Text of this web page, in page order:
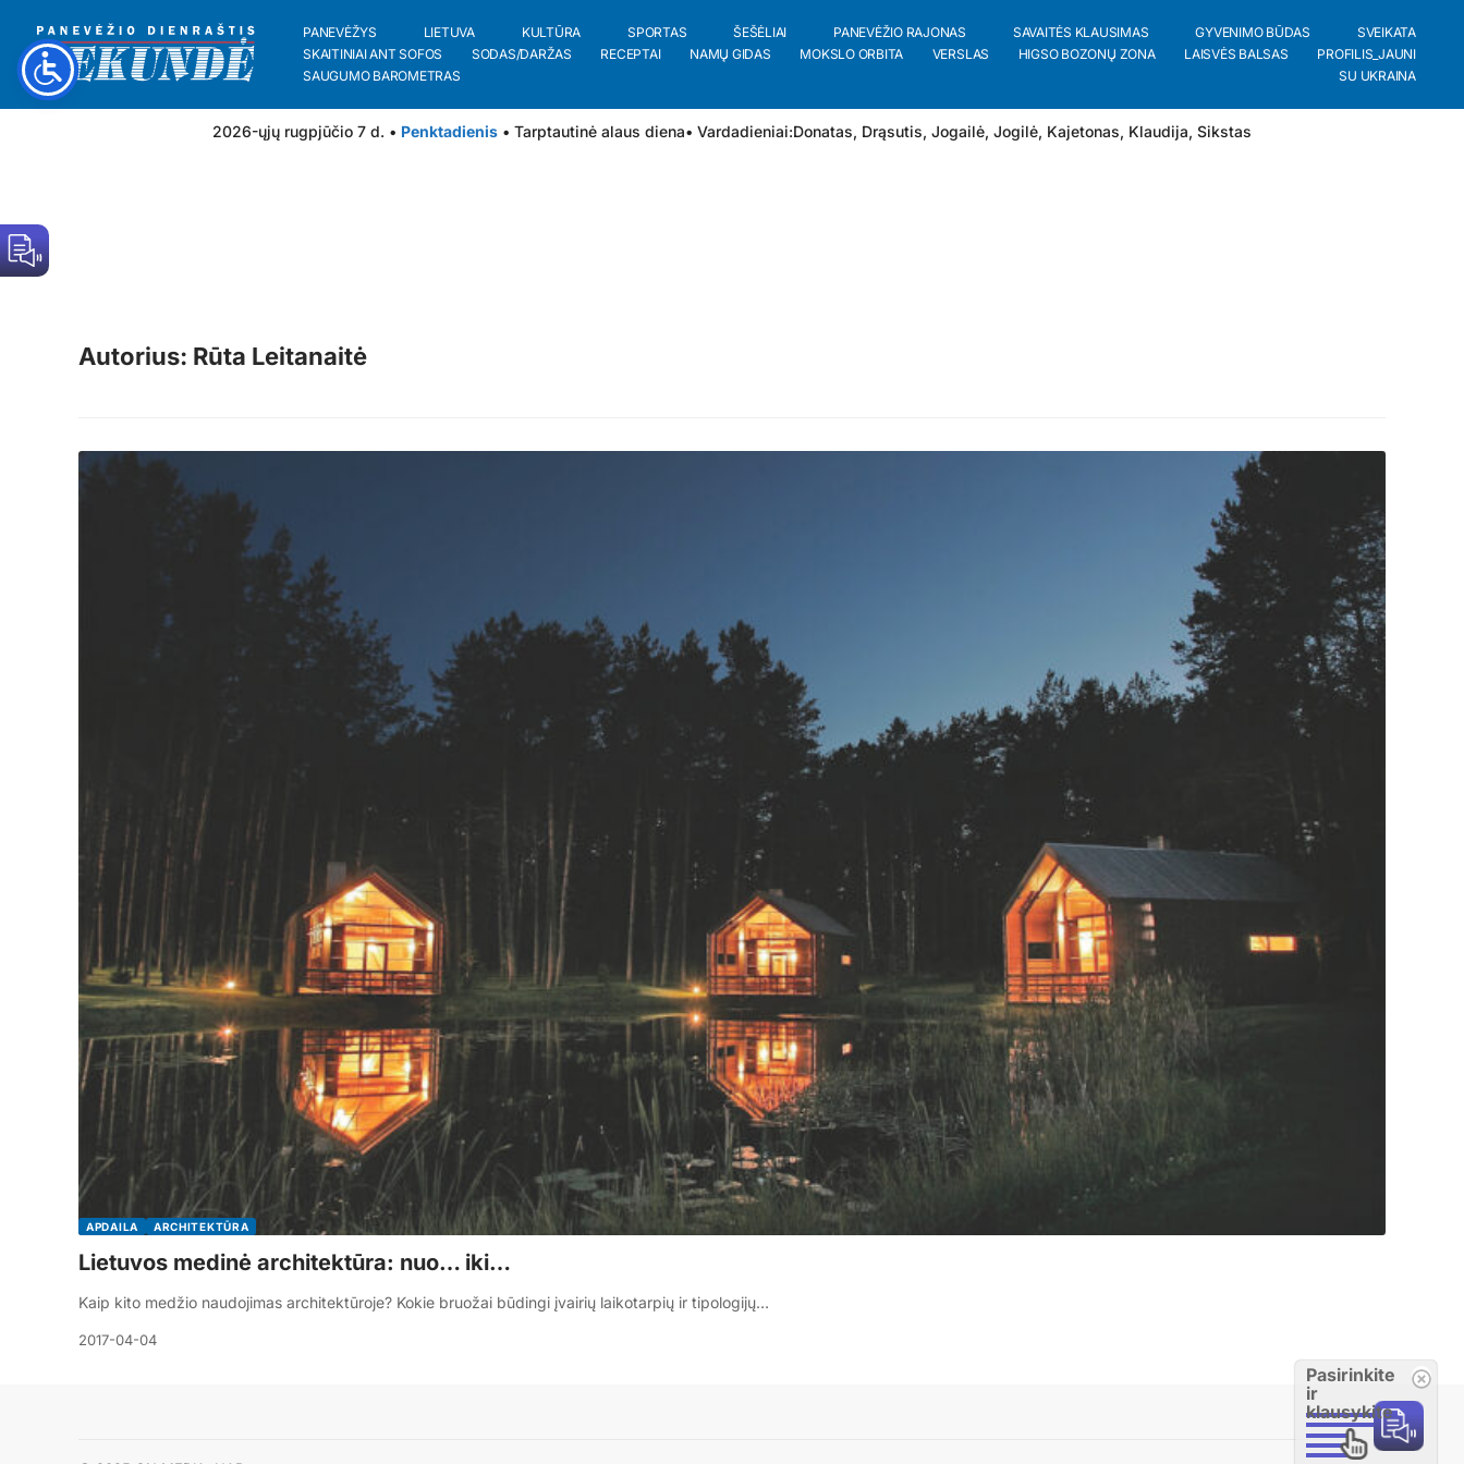
PANEVĖŽYS LIETUVA KULTŪRA SPORTAS ŠEŠĖLIAI PANEVĖŽIO RAJONAS SAVAITĖS KLAUSIMAS GYVENIMO BŪDAS
SVEIKATA
SKAITINIAI ANT SOFOS
SODAS/DARŽAS RECEPTAI NAMŲ GIDAS MOKSLO ORBITA VERSLAS HIGSO BOZONŲ ZONA LAISVĖS BALSAS
PROFILIS_JAUNI
SAUGUMO BAROMETRAS
SU UKRAINA
2026-ųjų rugpjūčio 7 d. • Penktadienis • Tarptautinė alaus diena• Vardadieniai:Donatas, Drąsutis, Jogailė, Jogilė, Kajetonas, Klaudija, Sikstas
Autorius: Rūta Leitanaitė
APDAILA ARCHITEKTŪRA
Lietuvos medinė architektūra: nuo… iki…
Kaip kito medžio naudojimas architektūroje? Kokie bruožai būdingi įvairių laikotarpių ir tipologijų…
2017-04-04
Pasirinkite
ir
klausykite